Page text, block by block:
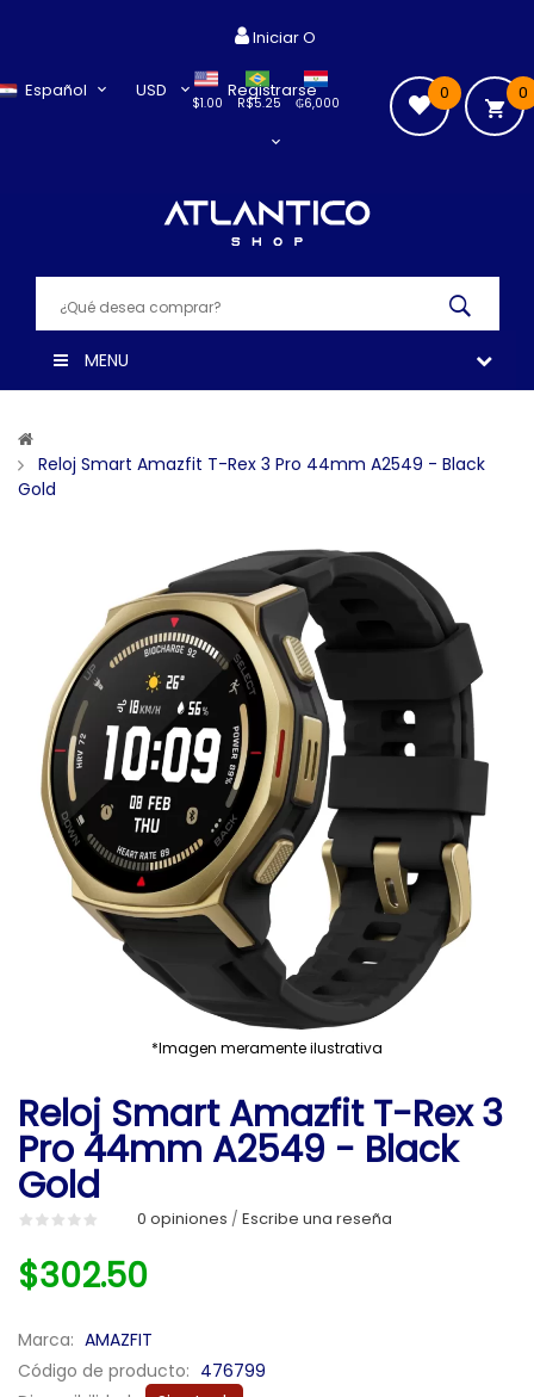
Español USD
$1.00 ₲6,000
R$5.25
Iniciar O
Registrarse 0
0
MENU
Reloj Smart Amazfit T-Rex 3 Pro 44mm A2549 - Black
Gold
*Imagen meramente ilustrativa
Reloj Smart Amazfit T-Rex 3
Pro 44mm A2549 - Black
Gold
0 opiniones / Escribe una reseña
$302.50
Marca: AMAZFIT
Código de producto: 476799